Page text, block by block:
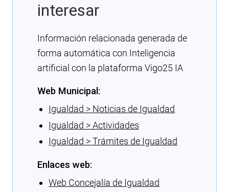
interesar
Información relacionada generada de
forma automática con Inteligencia
artificial con la plataforma Vigo25 IA
Web Municipal:
Igualdad > Noticias de Igualdad
Igualdad > Actividades
Igualdad > Trámites de Igualdad
Enlaces web:
Web Concejalía de Igualdad